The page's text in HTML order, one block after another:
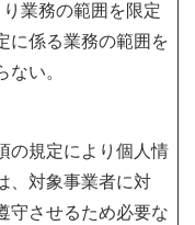
業務の範囲を限定
に係る業務の範囲を
い。
の規定により個人情
、対象事業者に対
守させるため必要な